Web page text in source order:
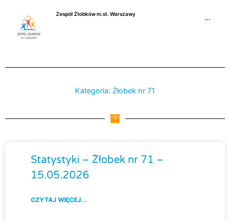
Zespół Żłobków m.st. Warszawy
···
Kategoria: Żłobek nr 71
Statystyki – Żłobek nr 71 –
15.05.2026
CZYTAJ WIĘCEJ...